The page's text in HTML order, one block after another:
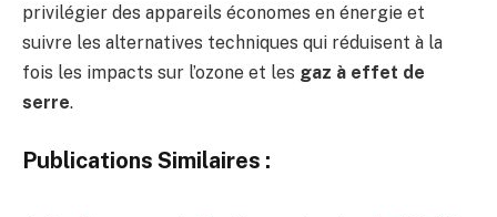
privilégier des appareils économes en énergie et
suivre les alternatives techniques qui réduisent à la
fois les impacts sur l’ozone et les gaz à effet de
serre.
Publications Similaires :